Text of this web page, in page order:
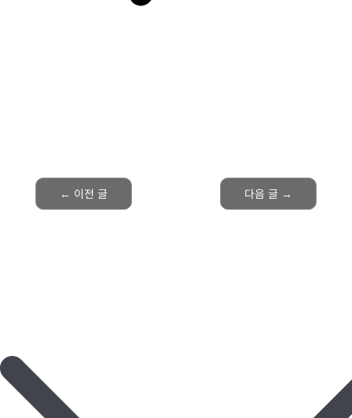
← 이전 글 다음 글 →